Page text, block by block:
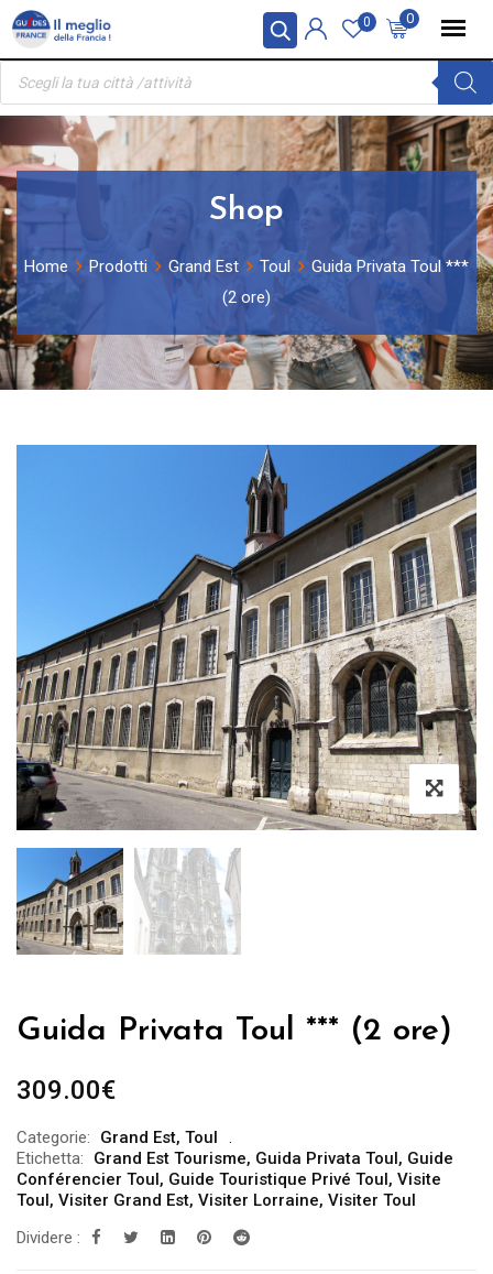
Pannello di gestione dei cookies
Skip
content
0
0
Ricerca
prodotti
Shop
Home Prodotti Grand Est Toul
Guida Privata Toul ***
(2 ore)
Guida Privata Toul *** (2 ore)
309.00€
Categorie: Grand Est, Toul
Etichetta:
Grand Est Tourisme, Guida Privata Toul, Guide
Conférencier Toul, Guide Touristique Privé Toul, Visite
Toul, Visiter Grand Est, Visiter Lorraine, Visiter Toul
Dividere :